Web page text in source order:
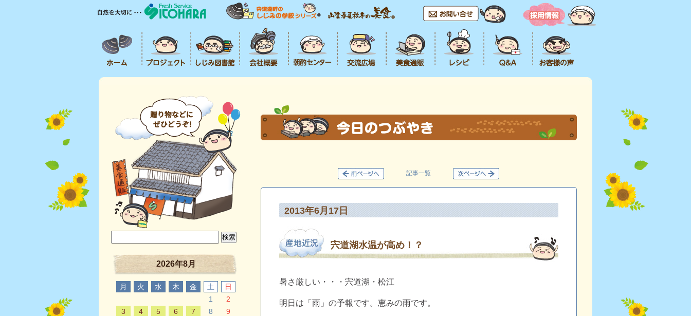
2026年8月
月 火 水 木 金 土 日
1
2
3
4 5 6 7 8
9
記事一覧
2013年6月17日
宍道湖水温が高め！？
暑さ厳しい・・・宍道湖・松江
明日は「雨」の予報です。恵みの雨です。